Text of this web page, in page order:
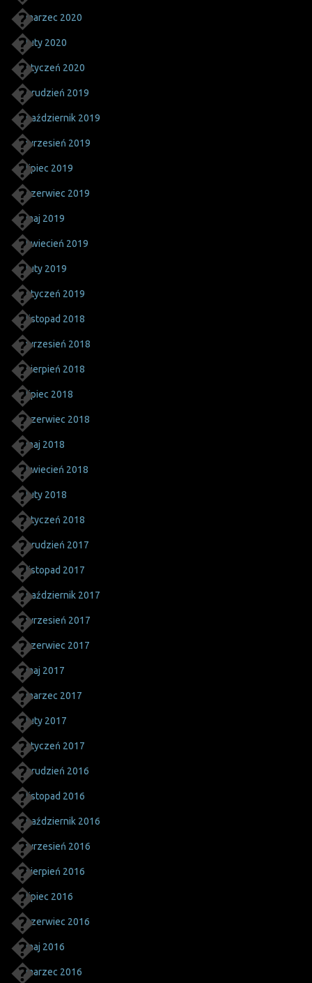
marzec 2020
luty 2020
styczeń 2020
grudzień 2019
październik 2019
wrzesień 2019
lipiec 2019
czerwiec 2019
maj 2019
kwiecień 2019
luty 2019
styczeń 2019
listopad 2018
wrzesień 2018
sierpień 2018
lipiec 2018
czerwiec 2018
maj 2018
kwiecień 2018
luty 2018
styczeń 2018
grudzień 2017
listopad 2017
październik 2017
wrzesień 2017
czerwiec 2017
maj 2017
marzec 2017
luty 2017
styczeń 2017
grudzień 2016
listopad 2016
październik 2016
wrzesień 2016
sierpień 2016
lipiec 2016
czerwiec 2016
maj 2016
marzec 2016